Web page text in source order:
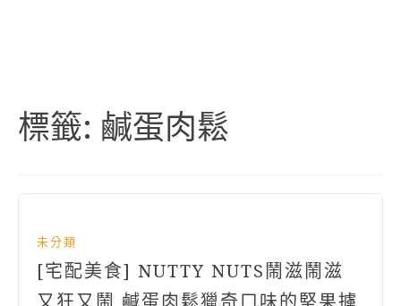
標籤: 鹹蛋肉鬆
未分類
[宅配美食] NUTTY NUTS鬧滋鬧滋
又狂又鬧 鹹蛋肉鬆獵奇口味的堅果擄